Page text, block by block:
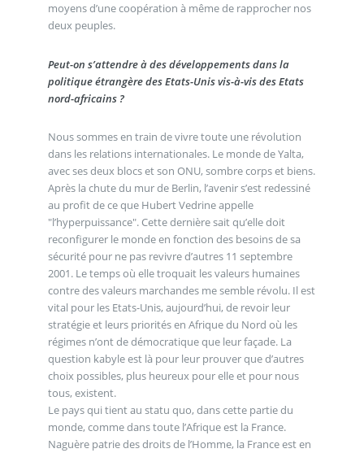
moyens d’une coopération à même de rapprocher nos
deux peuples.
Peut-on s’attendre à des développements dans la
politique étrangère des Etats-Unis vis-à-vis des Etats
nord-africains ?
Nous sommes en train de vivre toute une révolution
dans les relations internationales. Le monde de Yalta,
avec ses deux blocs et son ONU, sombre corps et biens.
Après la chute du mur de Berlin, l’avenir s’est redessiné
au profit de ce que Hubert Vedrine appelle
"l’hyperpuissance". Cette dernière sait qu’elle doit
reconfigurer le monde en fonction des besoins de sa
sécurité pour ne pas revivre d’autres 11 septembre
2001. Le temps où elle troquait les valeurs humaines
contre des valeurs marchandes me semble révolu. Il est
vital pour les Etats-Unis, aujourd’hui, de revoir leur
stratégie et leurs priorités en Afrique du Nord où les
régimes n’ont de démocratique que leur façade. La
question kabyle est là pour leur prouver que d’autres
choix possibles, plus heureux pour elle et pour nous
tous, existent.
Le pays qui tient au statu quo, dans cette partie du
monde, comme dans toute l’Afrique est la France.
Naguère patrie des droits de l’Homme, la France est en